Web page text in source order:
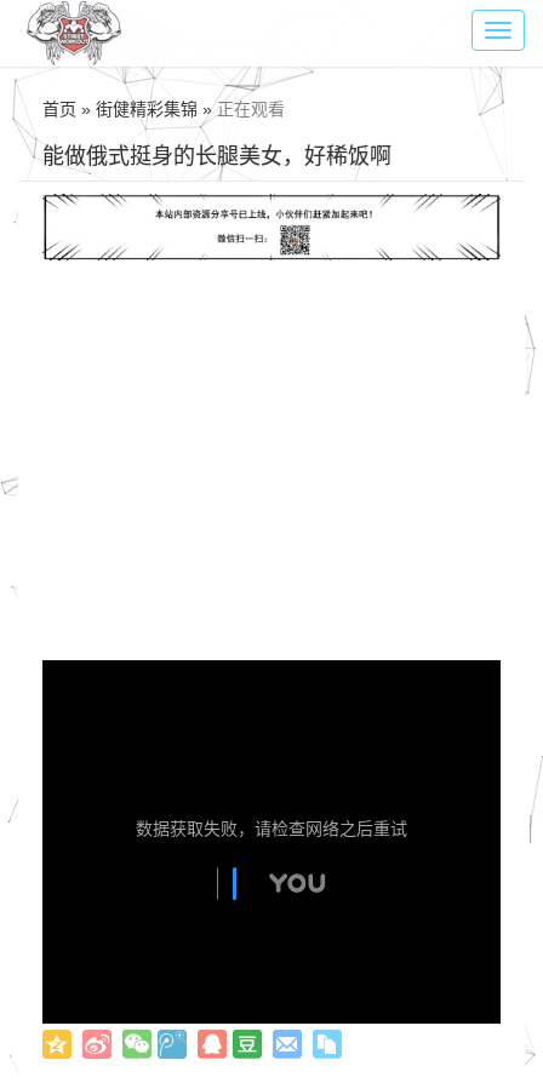
首页 » 街健精彩集锦 »正在观看
能做俄式挺身的长腿美女，好稀饭啊
数据获取失败，请检查网络之后重试